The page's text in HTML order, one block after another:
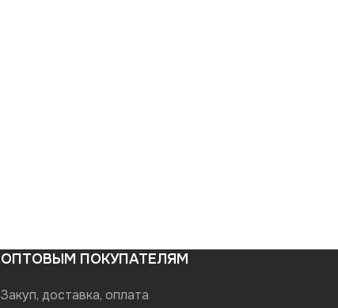
ОПТОВЫМ ПОКУПАТЕЛЯМ
Закуп, доставка, оплата